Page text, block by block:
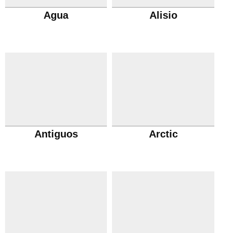
Agua Alisio
Antiguos Arctic